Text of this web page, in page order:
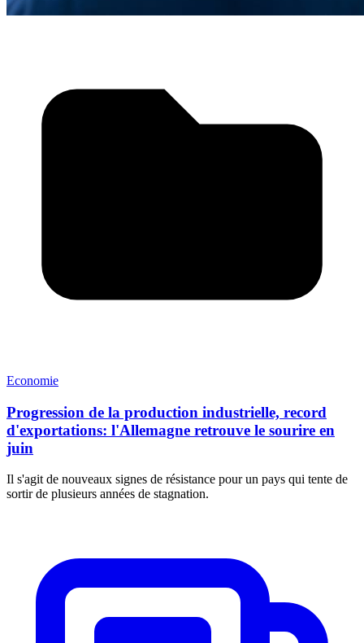
Economie
Progression de la production industrielle, record
d'exportations: l'Allemagne retrouve le sourire en
juin
Il s'agit de nouveaux signes de résistance pour un pays qui tente de
sortir de plusieurs années de stagnation.